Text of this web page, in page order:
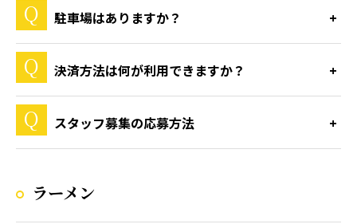
駐車場はありますか？
決済方法は何が利用できますか？
スタッフ募集の応募方法
ラーメン